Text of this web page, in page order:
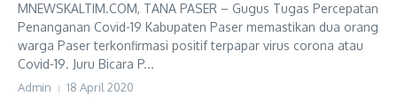
MNEWSKALTIM.COM, TANA PASER – Gugus Tugas Percepatan
Penanganan Covid-19 Kabupaten Paser memastikan dua orang
warga Paser terkonfirmasi positif terpapar virus corona atau
Covid-19. Juru Bicara P...
Admin 18 April 2020